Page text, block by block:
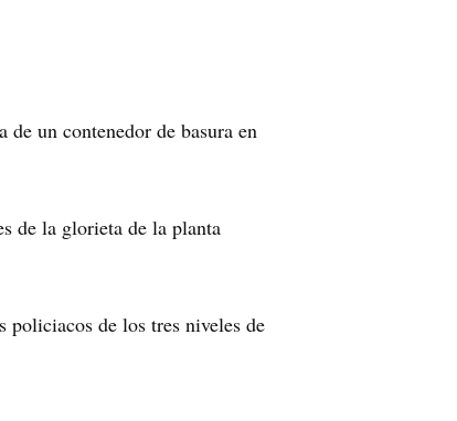
un contenedor de basura en
de la glorieta de la planta
policiacos de los tres niveles de